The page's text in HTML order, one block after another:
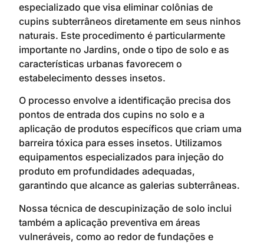
especializado que visa eliminar colônias de
cupins subterrâneos diretamente em seus ninhos
naturais. Este procedimento é particularmente
importante no Jardins, onde o tipo de solo e as
características urbanas favorecem o
estabelecimento desses insetos.
O processo envolve a identificação precisa dos
pontos de entrada dos cupins no solo e a
aplicação de produtos específicos que criam uma
barreira tóxica para esses insetos. Utilizamos
equipamentos especializados para injeção do
produto em profundidades adequadas,
garantindo que alcance as galerias subterrâneas.
Nossa técnica de descupinização de solo inclui
também a aplicação preventiva em áreas
vulneráveis, como ao redor de fundações e